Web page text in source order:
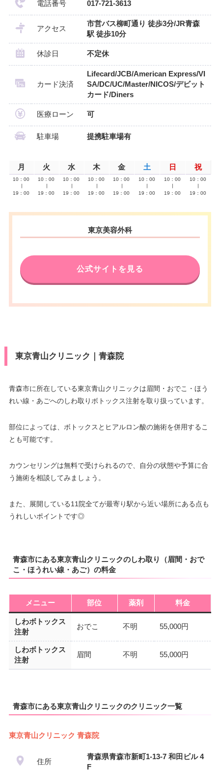
電話番号 017-721-3613
アクセス
市営バス柳町通り 徒歩3分/JR青森
駅 徒歩10分
休診日 不定休
カード決済
Lifecard/JCB/American Express/VI
SA/DC/UC/Master/NICOS/デビット
カード/Diners
医療ローン 可
駐車場 提携駐車場有
月 火 水 木 金 土 日 祝
10：00
19：00
10：00
19：00
10：00
19：00
10：00
19：00
10：00
19：00
10：00
19：00
10：00
19：00
10：00
19：00
東京美容外科
公式サイトを見る
東京青山クリニック｜青森院
青森市に所在している東京青山クリニックは眉間・おでこ・ほう
れい線・あごへのしわ取りボトックス注射を取り扱っています。
部位によっては、ボトックスとヒアルロン酸の施術を併用するこ
とも可能です。
カウンセリングは無料で受けられるので、自分の状態や予算に合
う施術を相談してみましょう。
また、展開している11院全てが最寄り駅から近い場所にある点も
うれしいポイントです◎
青森市にある東京青山クリニックのしわ取り（眉間・おで
こ・ほうれい線・あご）の料金
メニュー 部位 薬剤 料金
しわボトックス
注射
おでこ 不明 55,000円
しわボトックス
注射
眉間 不明 55,000円
青森市にある東京青山クリニックのクリニック一覧
東京青山クリニック 青森院
住所
青森県青森市新町1-13-7 和田ビル 4
F